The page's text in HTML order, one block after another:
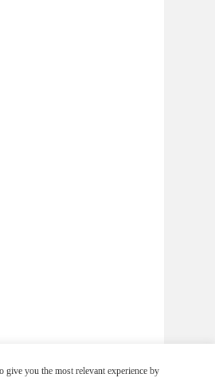
give you the most relevant experience by